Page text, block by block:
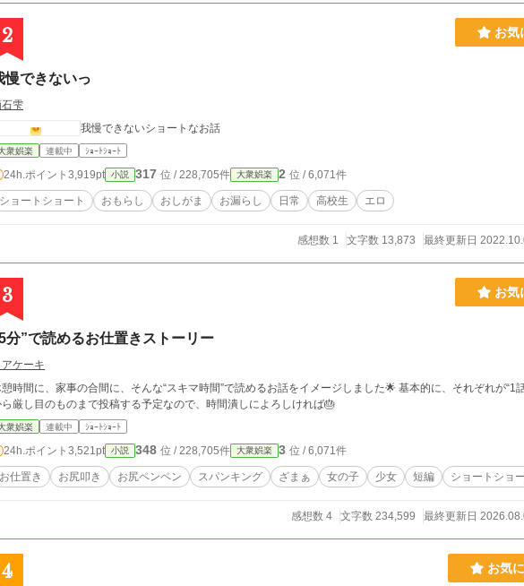
2 お気
慢できないっ
雫
我慢できないショートなお話
衆娯楽 連載中 ｼｮｰﾄｼｮｰﾄ
24h.ポイント 3,919pt 小説 317 位 / 228,705件 大衆娯楽 2 位 / 6,071件
ショートショート おもらし おしがま お漏らし 日常 高校生 エロ
感想数 1 文字数 13,873 最終更新日
3 お気
分”で読めるお仕置きストーリー
ケーキ
時間に、家事の合間に、そんな“スキマ時間”で読めるお話をイメージしました🌟 基本的に、それぞれが“1話完結”です。 甘いもの
厳し目のものまで投稿する予定なので、時間潰しによろしければ🎂
衆娯楽 連載中 ｼｮｰﾄｼｮｰﾄ
24h.ポイント 3,521pt 小説 348 位 / 228,705件 大衆娯楽 3 位 / 6,071件
お仕置き お尻叩き お尻ペンペン スパンキング ざまぁ 女の子 少女 短編 ショートショ
感想数 4 文字数 234,599 最終更新日
4 お気